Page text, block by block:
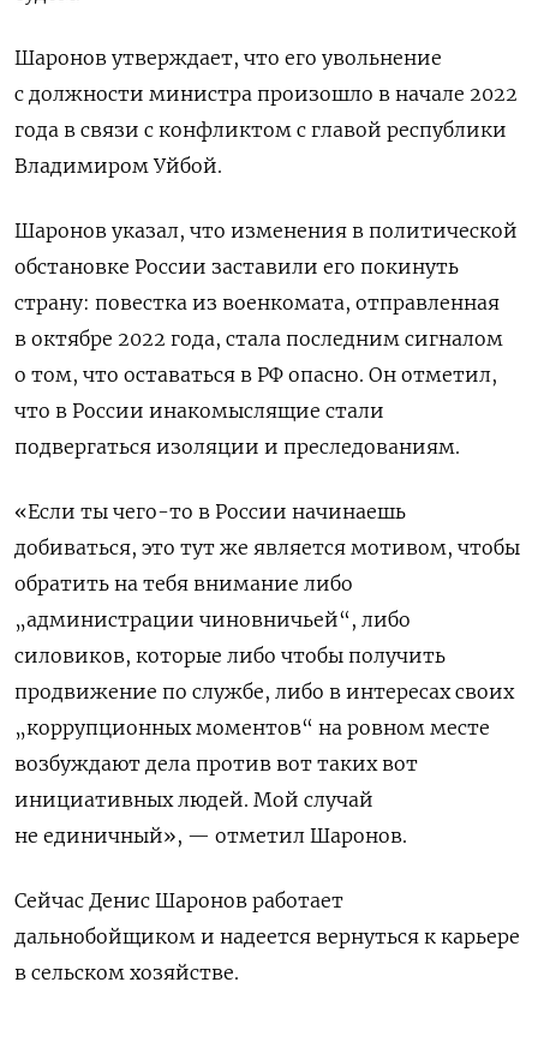
Шаронов утверждает, что его увольнение
с должности министра произошло в начале 2022
года в связи с конфликтом с главой республики
Владимиром Уйбой.
Шаронов указал, что изменения в политической
обстановке России заставили его покинуть
страну: повестка из военкомата, отправленная
в октябре 2022 года, стала последним сигналом
о том, что оставаться в РФ опасно. Он отметил,
что в России инакомыслящие стали
подвергаться изоляции и преследованиям.
«Если ты чего-то в России начинаешь
добиваться, это тут же является мотивом, чтобы
обратить на тебя внимание либо
„администрации чиновничьей“, либо
силовиков, которые либо чтобы получить
продвижение по службе, либо в интересах своих
„коррупционных моментов“ на ровном месте
возбуждают дела против вот таких вот
инициативных людей. Мой случай
не единичный», — отметил Шаронов.
Сейчас Денис Шаронов работает
дальнобойщиком и надеется вернуться к карьере
в сельском хозяйстве.